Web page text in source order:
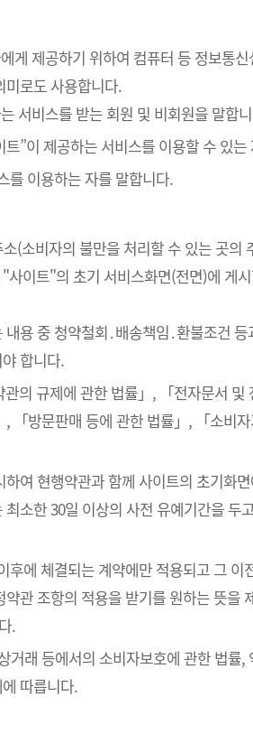
제공하기 위하여 컴퓨터 등 정보통
미로도 사용합니다.
서비스를 받는 회원 및 비회원을 말합
”이 제공하는 서비스를 이용할 수 있
를 이용하는 자를 말합니다.
(소비자의 불만을 처리할 수 있는 곳의
이트"의 초기 서비스화면(전면)에 게
용 중 청약철회․배송책임․환불조건
합니다.
의 규제에 관한 법률」, 「전자문서
「방문판매 등에 관한 법률」, 「소비
여 현행약관과 함께 사이트의 초기화
소한 30일 이상의 사전 유예기간을 두
에 체결되는 계약에만 적용되고 그 이
관 조항의 적용을 받기를 원하는 뜻을
.
래 등에서의 소비자보호에 관한 법률
따릅니다.